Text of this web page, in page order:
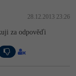
28.12.2013 23:26
za odpověďi